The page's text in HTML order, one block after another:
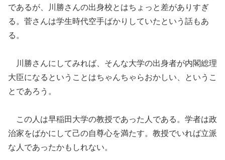
であるが、川勝さんの出身校とはちょっと差がありすぎ
る。菅さんは学生時代空手ばかりしていたという話もあ
る。
川勝さんにしてみれば、そんな大学の出身者が内閣総理
大臣になるということ はちゃんちゃらおかしい 、というこ
とであろう。
この人は早稲田大学の教授であった人 である。 学者は政
治家をばかにして己の自尊心を満たす。 教授でいれば立派
な人であったかもしれない。